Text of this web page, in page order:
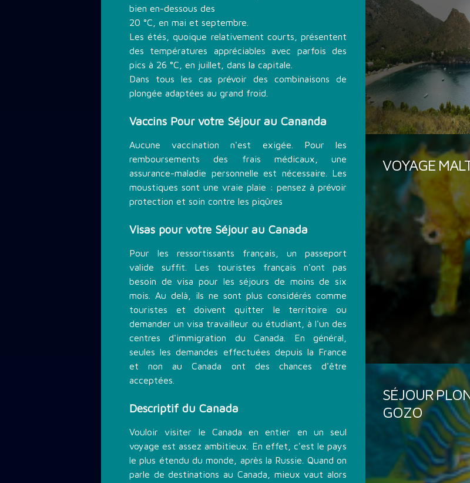
bien en-dessous des
20 °C, en mai et septembre.
Les étés, quoique relativement courts, présentent
des températures appréciables avec parfois des
pics à 26 °C, en juillet, dans la capitale.
Dans tous les cas prévoir des combinaisons de
plongée adaptées au grand froid.
Vaccins Pour votre Séjour au Cananda
Aucune vaccination n'est exigée. Pour les
remboursements des frais médicaux, une
assurance-maladie personnelle est nécessaire. Les
moustiques sont une vraie plaie : pensez à prévoir
protection et soin contre les piqûres
Visas pour votre Séjour au Canada
Pour les ressortissants français, un passeport
valide suffit. Les touristes français n'ont pas
besoin de visa pour les séjours de moins de six
mois. Au delà, ils ne sont plus considérés comme
touristes et doivent quitter le territoire ou
demander un visa travailleur ou étudiant, à l'un des
centres d'immigration du Canada. En général,
seules les demandes effectuées depuis la France
et non au Canada ont des chances d'être
acceptées.
Descriptif du Canada
Vouloir visiter le Canada en entier en un seul
voyage est assez ambitieux. En effet, c'est le pays
le plus étendu du monde, après la Russie. Quand on
parle de destinations au Canada, mieux vaut alors
VOYAGE
SÉJOUR
GOZO